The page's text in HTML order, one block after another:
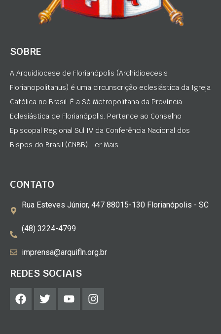
SOBRE
A Arquidiocese de Florianópolis (Archidioecesis
Florianopolitanus) é uma circunscrição eclesiástica da Igreja
Católica no Brasil. É a Sé Metropolitana da Província
Eclesiástica de Florianópolis. Pertence ao Conselho
Episcopal Regional Sul IV da Conferência Nacional dos
Bispos do Brasil (CNBB). Ler Mais
CONTATO
Rua Esteves Júnior, 447 88015-130 Florianópolis - SC
(48) 3224-4799
imprensa@arquifln.org.br
REDES SOCIAIS